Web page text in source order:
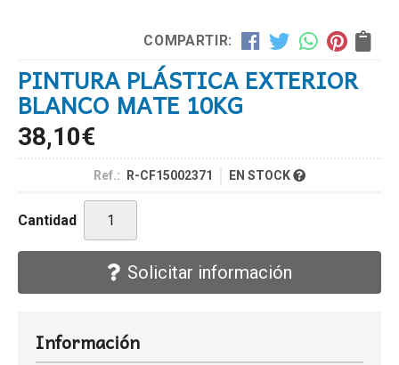
COMPARTIR:
PINTURA PLÁSTICA EXTERIOR
BLANCO MATE 10KG
38,10€
Ref.: R-CF15002371 EN STOCK
Cantidad
Solicitar información
Información